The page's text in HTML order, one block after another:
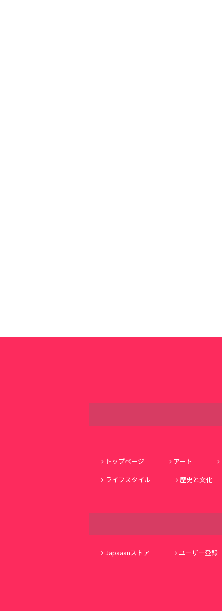
トップページ
アート
ライフスタイル
歴史と文化
Japaaanストア ユーザー登録